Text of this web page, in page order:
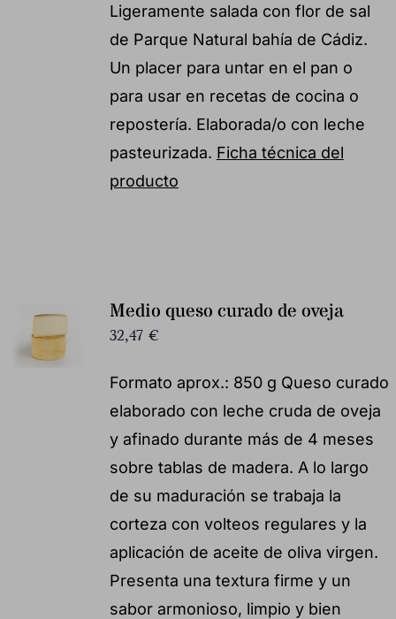
Ligeramente salada con flor de sal
de Parque Natural bahía de Cádiz.
Un placer para untar en el pan o
para usar en recetas de cocina o
repostería. Elaborada/o con leche
pasteurizada. Ficha técnica del
producto
Medio queso curado de oveja
32,47 €
Formato aprox.: 850 g Queso curado
elaborado con leche cruda de oveja
y afinado durante más de 4 meses
sobre tablas de madera. A lo largo
de su maduración se trabaja la
corteza con volteos regulares y la
aplicación de aceite de oliva virgen.
Presenta una textura firme y un
sabor armonioso, limpio y bien